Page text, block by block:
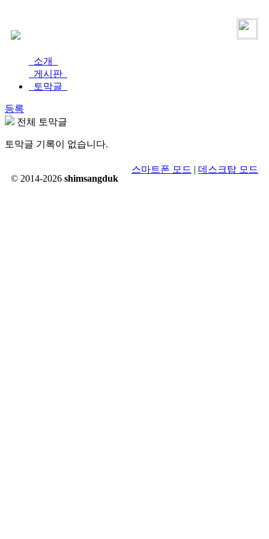
소개
게시판
토막글
등록
전체 토막글
토막글 기록이 없습니다.
© 2014-2026 shimsangduk
스마트폰 모드 | 데스크탑 모드